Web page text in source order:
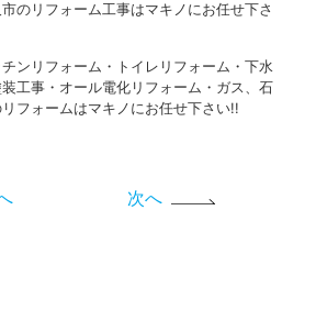
のリフォーム工事はマキノにお任せ下さ
ンリフォーム・トイレリフォーム・下水
工事・オール電化リフォーム・ガス、石
フォームはマキノにお任せ下さい!!
次へ